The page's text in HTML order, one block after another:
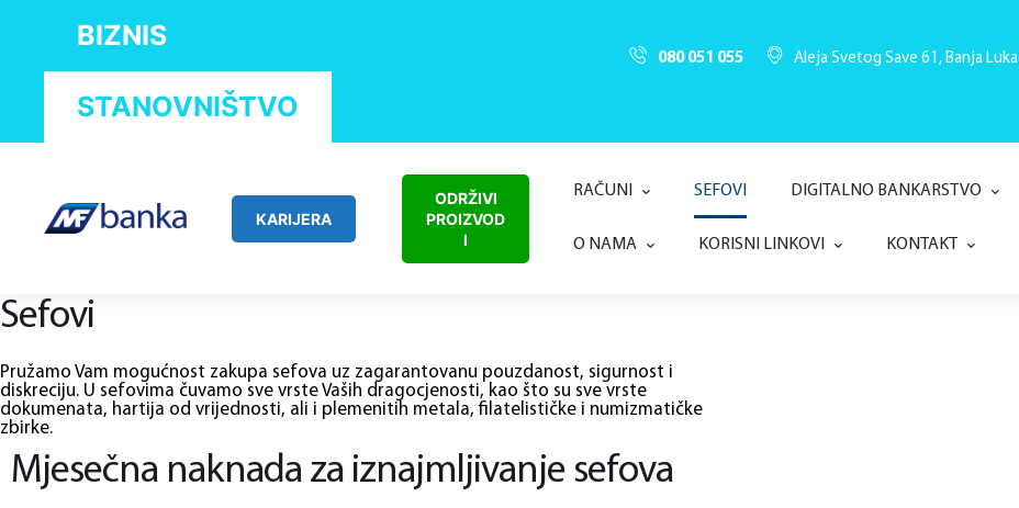
BIZNIS
STANOVNIŠTVO
080 051 055 Aleja Svetog Save 61, Banja Luka
KARIJERA
ODRŽIVI
PROIZVOD
I
RAČUNI SEFOVI DIGITALNO BANKARSTVO
O NAMA KORISNI LINKOVI KONTAKT
Sefovi
Pružamo Vam mogućnost zakupa sefova uz zagarantovanu pouzdanost, sigurnost i
diskreciju. U sefovima čuvamo sve vrste Vaših dragocjenosti, kao što su sve vrste
dokumenata, hartija od vrijednosti, ali i plemenitih metala, filatelističke i numizmatičke
zbirke.
Mjesečna naknada za iznajmljivanje sefova